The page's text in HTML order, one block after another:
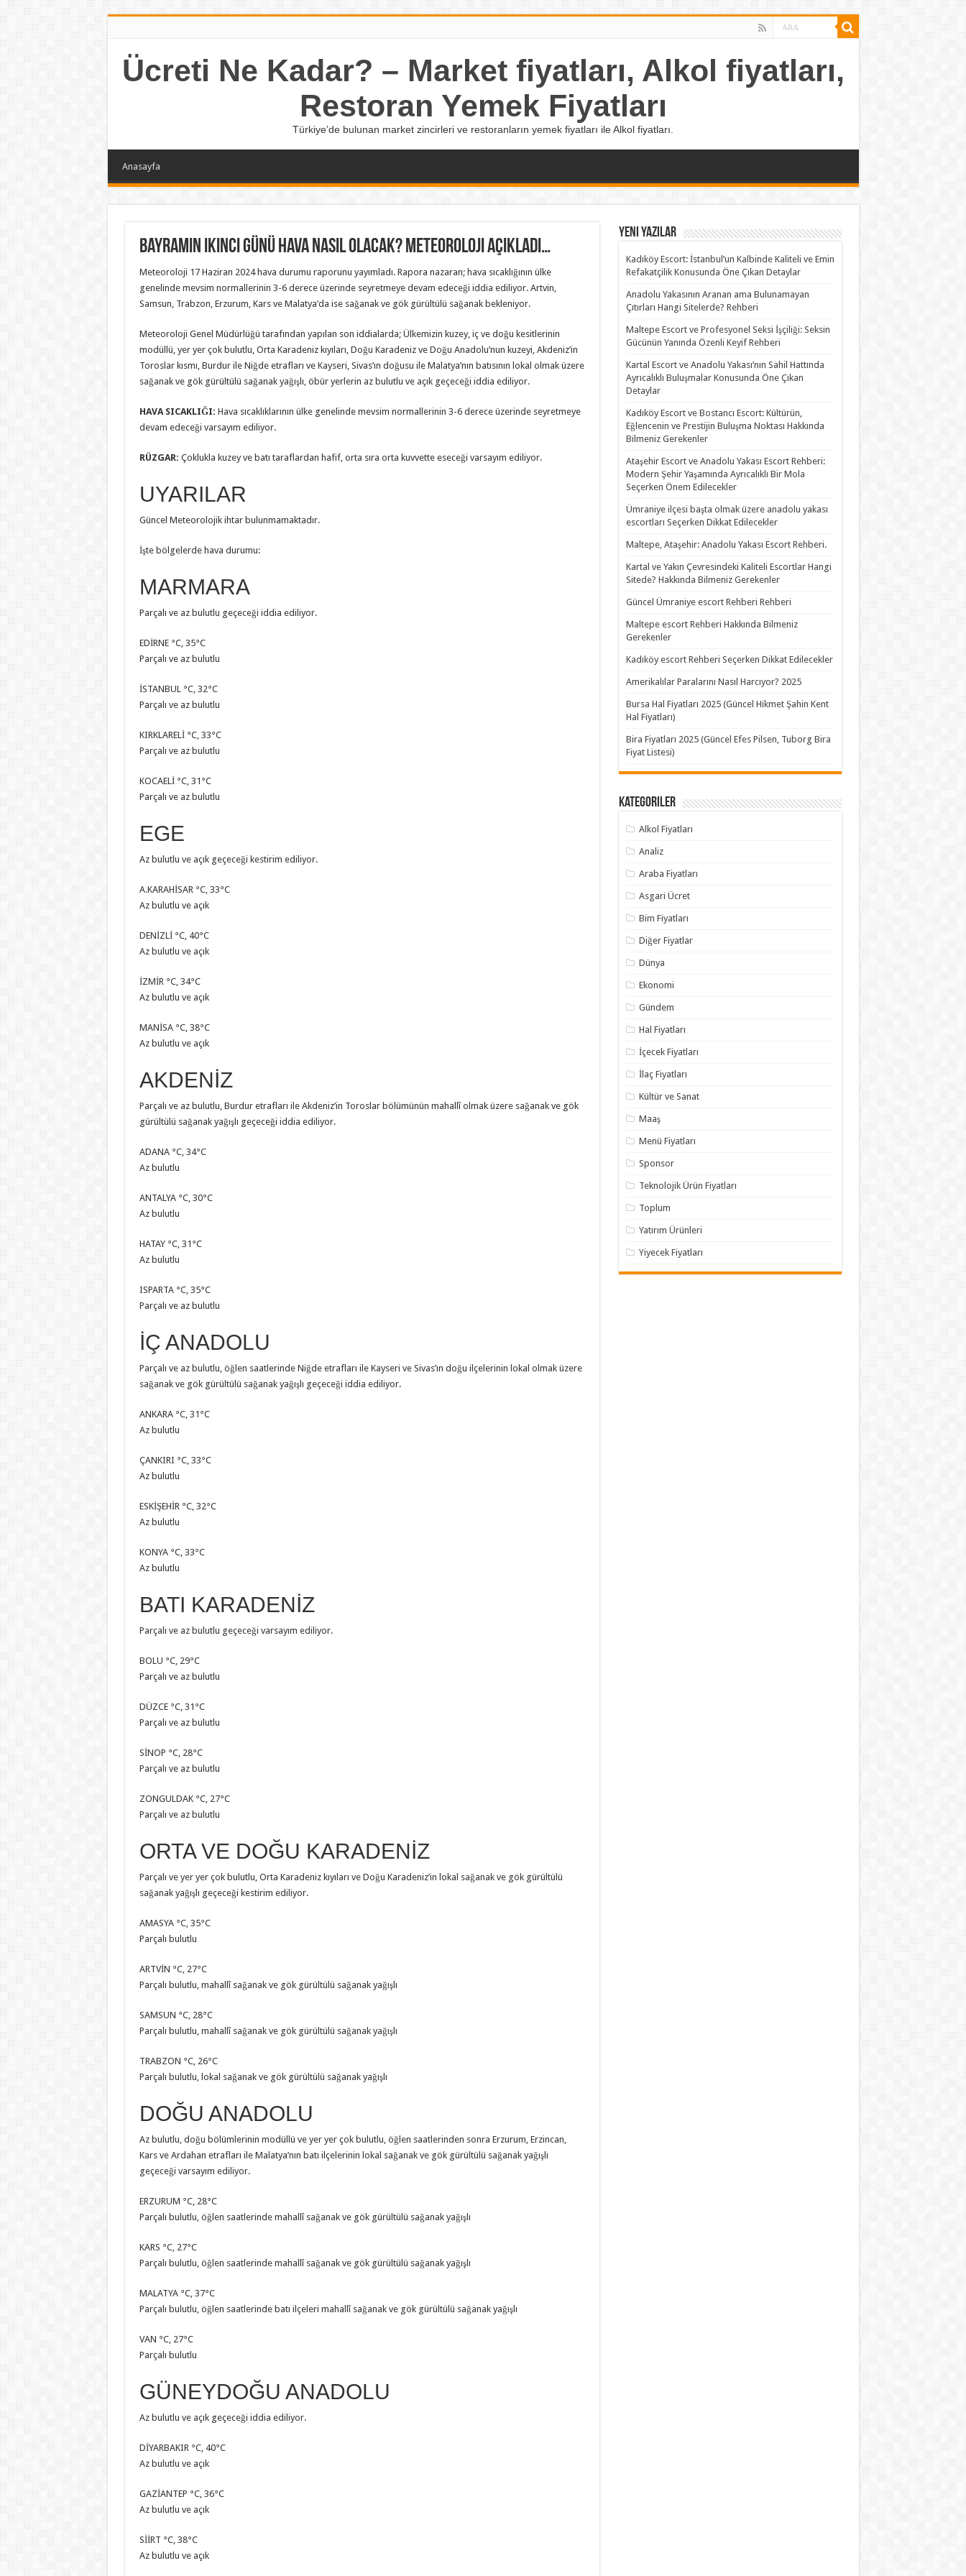
Ücreti Ne Kadar? – Market fiyatları, Alkol fiyatları,
Restoran Yemek Fiyatları
Türkiye’de bulunan market zincirleri ve restoranların yemek fiyatları ile Alkol fiyatları.
Anasayfa
Bayramın ikinci günü hava nasıl olacak? Meteoroloji açıkladı…
Meteoroloji 17 Haziran 2024 hava durumu raporunu yayımladı. Rapora nazaran; hava sıcaklığının ülke
genelinde mevsim normallerinin 3-6 derece üzerinde seyretmeye devam edeceği iddia ediliyor. Artvin,
Samsun, Trabzon, Erzurum, Kars ve Malatya’da ise sağanak ve gök gürültülü sağanak bekleniyor.
Meteoroloji Genel Müdürlüğü tarafından yapılan son iddialarda; Ülkemizin kuzey, iç ve doğu kesitlerinin
modüllü, yer yer çok bulutlu, Orta Karadeniz kıyıları, Doğu Karadeniz ve Doğu Anadolu’nun kuzeyi, Akdeniz’in
Toroslar kısmı, Burdur ile Niğde etrafları ve Kayseri, Sivas’ın doğusu ile Malatya’nın batısının lokal olmak üzere
sağanak ve gök gürültülü sağanak yağışlı, öbür yerlerin az bulutlu ve açık geçeceği iddia ediliyor.
HAVA SICAKLIĞI: Hava sıcaklıklarının ülke genelinde mevsim normallerinin 3-6 derece üzerinde seyretmeye
devam edeceği varsayım ediliyor.
RÜZGAR: Çoklukla kuzey ve batı taraflardan hafif, orta sıra orta kuvvette eseceği varsayım ediliyor.
UYARILAR
Güncel Meteorolojik ihtar bulunmamaktadır.
İşte bölgelerde hava durumu:
MARMARA
Parçalı ve az bulutlu geçeceği iddia ediliyor.
EDİRNE °C, 35°C
Parçalı ve az bulutlu
İSTANBUL °C, 32°C
Parçalı ve az bulutlu
KIRKLARELİ °C, 33°C
Parçalı ve az bulutlu
KOCAELİ °C, 31°C
Parçalı ve az bulutlu
EGE
Az bulutlu ve açık geçeceği kestirim ediliyor.
A.KARAHİSAR °C, 33°C
Az bulutlu ve açık
DENİZLİ °C, 40°C
Az bulutlu ve açık
İZMİR °C, 34°C
Az bulutlu ve açık
MANİSA °C, 38°C
Az bulutlu ve açık
AKDENİZ
Parçalı ve az bulutlu, Burdur etrafları ile Akdeniz’in Toroslar bölümünün mahallî olmak üzere sağanak ve gök
gürültülü sağanak yağışlı geçeceği iddia ediliyor.
ADANA °C, 34°C
Az bulutlu
ANTALYA °C, 30°C
Az bulutlu
HATAY °C, 31°C
Az bulutlu
ISPARTA °C, 35°C
Parçalı ve az bulutlu
İÇ ANADOLU
Parçalı ve az bulutlu, öğlen saatlerinde Niğde etrafları ile Kayseri ve Sivas’ın doğu ilçelerinin lokal olmak üzere
sağanak ve gök gürültülü sağanak yağışlı geçeceği iddia ediliyor.
ANKARA °C, 31°C
Az bulutlu
ÇANKIRI °C, 33°C
Az bulutlu
ESKİŞEHİR °C, 32°C
Az bulutlu
KONYA °C, 33°C
Az bulutlu
BATI KARADENİZ
Parçalı ve az bulutlu geçeceği varsayım ediliyor.
BOLU °C, 29°C
Parçalı ve az bulutlu
DÜZCE °C, 31°C
Parçalı ve az bulutlu
SİNOP °C, 28°C
Parçalı ve az bulutlu
ZONGULDAK °C, 27°C
Parçalı ve az bulutlu
ORTA VE DOĞU KARADENİZ
Parçalı ve yer yer çok bulutlu, Orta Karadeniz kıyıları ve Doğu Karadeniz’in lokal sağanak ve gök gürültülü
sağanak yağışlı geçeceği kestirim ediliyor.
AMASYA °C, 35°C
Parçalı bulutlu
ARTVİN °C, 27°C
Parçalı bulutlu, mahallî sağanak ve gök gürültülü sağanak yağışlı
SAMSUN °C, 28°C
Parçalı bulutlu, mahallî sağanak ve gök gürültülü sağanak yağışlı
TRABZON °C, 26°C
Parçalı bulutlu, lokal sağanak ve gök gürültülü sağanak yağışlı
DOĞU ANADOLU
Az bulutlu, doğu bölümlerinin modüllü ve yer yer çok bulutlu, öğlen saatlerinden sonra Erzurum, Erzincan,
Kars ve Ardahan etrafları ile Malatya’nın batı ilçelerinin lokal sağanak ve gök gürültülü sağanak yağışlı
geçeceği varsayım ediliyor.
ERZURUM °C, 28°C
Parçalı bulutlu, öğlen saatlerinde mahallî sağanak ve gök gürültülü sağanak yağışlı
KARS °C, 27°C
Parçalı bulutlu, öğlen saatlerinde mahallî sağanak ve gök gürültülü sağanak yağışlı
MALATYA °C, 37°C
Parçalı bulutlu, öğlen saatlerinde batı ilçeleri mahallî sağanak ve gök gürültülü sağanak yağışlı
VAN °C, 27°C
Parçalı bulutlu
GÜNEYDOĞU ANADOLU
Az bulutlu ve açık geçeceği iddia ediliyor.
DİYARBAKIR °C, 40°C
Az bulutlu ve açık
GAZİANTEP °C, 36°C
Az bulutlu ve açık
SİİRT °C, 38°C
Az bulutlu ve açık
Yeni Yazılar
Kadıköy Escort: İstanbul’un Kalbinde Kaliteli ve Emin
Refakatçilik Konusunda Öne Çıkan Detaylar
Anadolu Yakasının Aranan ama Bulunamayan
Çıtırları Hangi Sitelerde? Rehberi
Maltepe Escort ve Profesyonel Seksi İşçiliği: Seksin
Gücünün Yanında Özenli Keyif Rehberi
Kartal Escort ve Anadolu Yakası’nın Sahil Hattında
Ayrıcalıklı Buluşmalar Konusunda Öne Çıkan
Detaylar
Kadıköy Escort ve Bostancı Escort: Kültürün,
Eğlencenin ve Prestijin Buluşma Noktası Hakkında
Bilmeniz Gerekenler
Ataşehir Escort ve Anadolu Yakası Escort Rehberi:
Modern Şehir Yaşamında Ayrıcalıklı Bir Mola
Seçerken Önem Edilecekler
Ümraniye ilçesi başta olmak üzere anadolu yakası
escortları Seçerken Dikkat Edilecekler
Maltepe, Ataşehir: Anadolu Yakası Escort Rehberi.
Kartal ve Yakın Çevresindeki Kaliteli Escortlar Hangi
Sitede? Hakkında Bilmeniz Gerekenler
Güncel Ümraniye escort Rehberi Rehberi
Maltepe escort Rehberi Hakkında Bilmeniz
Gerekenler
Kadıköy escort Rehberi Seçerken Dikkat Edilecekler
Amerikalılar Paralarını Nasıl Harcıyor? 2025
Bursa Hal Fiyatları 2025 (Güncel Hikmet Şahin Kent
Hal Fiyatları)
Bira Fiyatları 2025 (Güncel Efes Pilsen, Tuborg Bira
Fiyat Listesi)
Kategoriler
Alkol Fiyatları
Analiz
Araba Fiyatları
Asgari Ücret
Bim Fiyatları
Diğer Fiyatlar
Dünya
Ekonomi
Gündem
Hal Fiyatları
İçecek Fiyatları
İlaç Fiyatları
Kültür ve Sanat
Maaş
Menü Fiyatları
Sponsor
Teknolojik Ürün Fiyatları
Toplum
Yatırım Ürünleri
Yiyecek Fiyatları